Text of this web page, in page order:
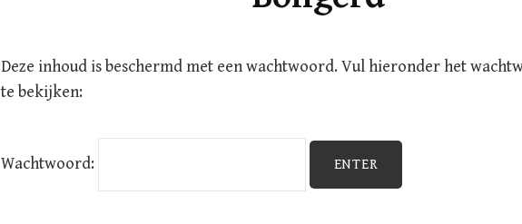
Deze inhoud is beschermd met een wachtwoord. Vul hieronder het
te bekijken:
Wachtwoord: